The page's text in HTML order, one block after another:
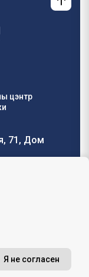
цэнтр
71, Дом
рэгістры
Беларусь. №
Я не согласен